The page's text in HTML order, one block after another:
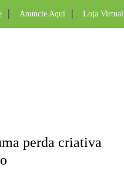
Anuncie Aqui Loja Virtual
perda criativa